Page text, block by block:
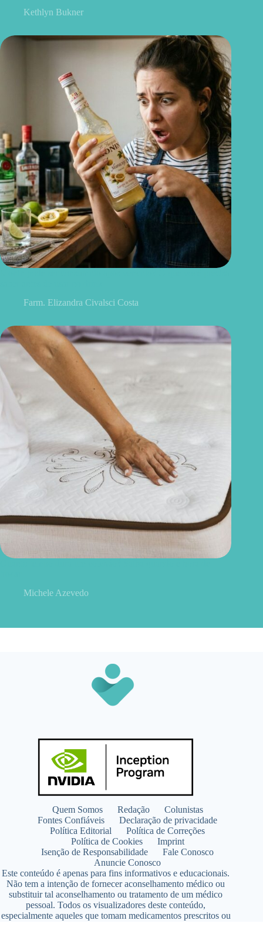
Kethlyn Bukner
Farm. Elizandra Civalsci Costa
Michele Azevedo
Quem Somos Redação
Colunistas
Fontes Confiáveis
Declaração de privacidade
Política Editorial
Política de Correções
Política de Cookies
Imprint
Isenção de Responsabilidade
Fale Conosco
Anuncie Conosco
Este conteúdo é apenas para fins informativos e educacionais.
Não tem a intenção de fornecer aconselhamento médico ou
substituir tal aconselhamento ou tratamento de um médico
pessoal. Todos os visualizadores deste conteúdo,
especialmente aqueles que tomam medicamentos prescritos ou